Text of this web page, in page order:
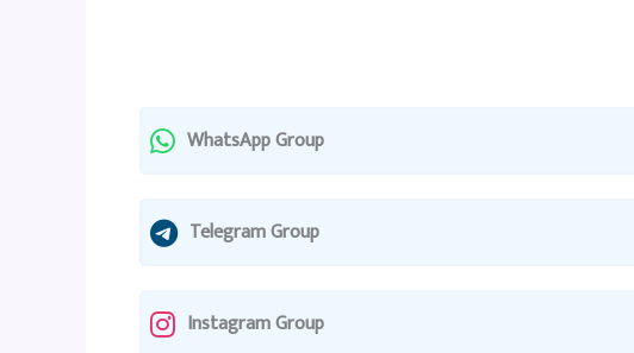
WhatsApp Group
Telegram Group
Instagram Group